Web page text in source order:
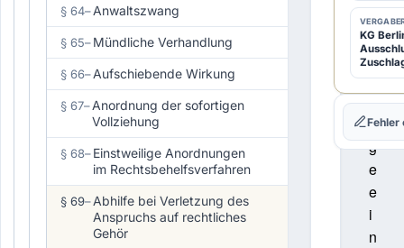
§ 64–Anwaltszwang
§ 65–Mündliche Verhandlung
§ 66–Aufschiebende Wirkung
§ 67–Anordnung der sofortigen
Vollziehung
§ 68–Einstweilige Anordnungen
im Rechtsbehelfsverfahren
§ 69–Abhilfe bei Verletzung des
Anspruchs auf rechtliches
Gehör
f
d
i
e
R
ü
g
e
e
i
n
KG
Fehler